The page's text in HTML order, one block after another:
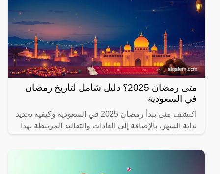
متى رمضان 2025؟ دليل شامل لتاريخ رمضان
في السعودية
اكتشف متى يبدأ رمضان 2025 في السعودية وكيفية تحديد
بداية الشهر، بالإضافة إلى العادات والتقاليد المرتبطة بهذا